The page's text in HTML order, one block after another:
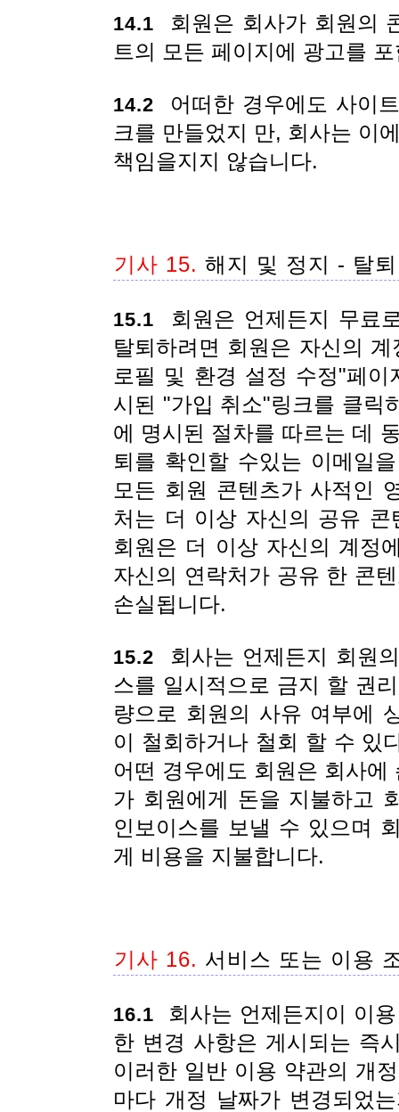
14.1 회원은 회사가 회원의
트의 모든 페이지에 광고를
14.2 어떠한 경우에도 사이
크를 만들었지 만, 회사는 이
책임을지지 않습니다.
기사 15. 해지 및 정지 - 탈퇴
15.1 회원은 언제든지 무료
탈퇴하려면 회원은 자신의
로필 및 환경 설정 수정"페
시된 "가입 취소"링크를 클릭
에 명시된 절차를 따르는 데
퇴를 확인할 수있는 이메일
모든 회원 콘텐츠가 사적인
처는 더 이상 자신의 공유
회원은 더 이상 자신의 계정
자신의 연락처가 공유 한 콘
손실됩니다.
15.2 회사는 언제든지 회원
스를 일시적으로 금지 할 권
량으로 회원의 사유 여부에
이 철회하거나 철회 할 수 있
어떤 경우에도 회원은 회사
가 회원에게 돈을 지불하고
인보이스를 보낼 수 있으며
게 비용을 지불합니다.
기사 16. 서비스 또는 이용
16.1 회사는 언제든지이 이
한 변경 사항은 게시되는 즉
이러한 일반 이용 약관의 개
마다 개정 날짜가 변경되었